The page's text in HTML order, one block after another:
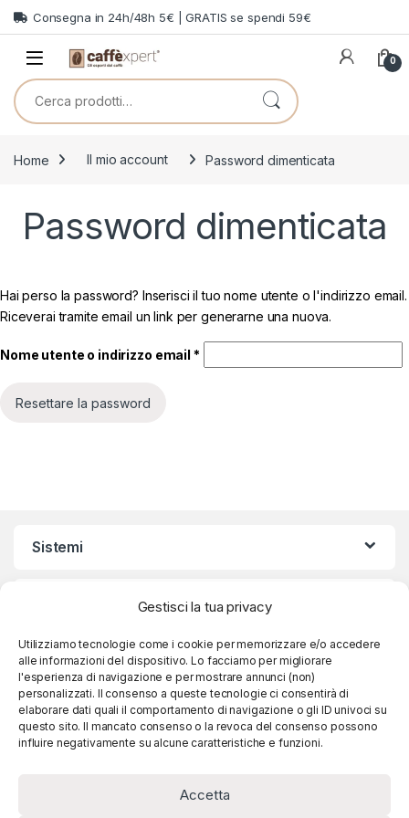
Gestisci la tua privacy
Utilizziamo tecnologie come i cookie per memorizzare e/o accedere
alle informazioni del dispositivo. Lo facciamo per migliorare
l'esperienza di navigazione e per mostrare annunci (non)
personalizzati. Il consenso a queste tecnologie ci consentirà di
elaborare dati quali il comportamento di navigazione o gli ID univoci su
questo sito. Il mancato consenso o la revoca del consenso possono
influire negativamente su alcune caratteristiche e funzioni.
Accetta
Skip to navigation
Skip to content
Consegna in 24h/48h 5€ | GRATIS se spendi 59€
0
Cerca:
Home Il mio account Password dimenticata
Password dimenticata
Hai perso la password? Inserisci il tuo nome utente o l'indirizzo email.
Riceverai tramite email un link per generarne una nuova.
Nome utente o indirizzo email *Richiesto
Resettare la password
Sistemi
Condizioni d’uso
Caffexpert: Caffè dei Migliori Marchi al Miglior
Prezzo